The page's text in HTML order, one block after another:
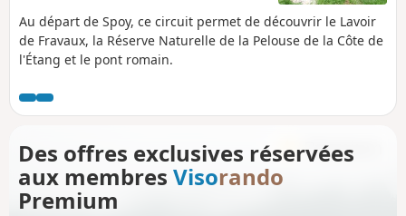
Au départ de Spoy, ce circuit permet de découvrir le Lavoir
de Fravaux, la Réserve Naturelle de la Pelouse de la Côte de
l'Étang et le pont romain.
Des offres exclusives réservées
aux membres Visorando
Premium